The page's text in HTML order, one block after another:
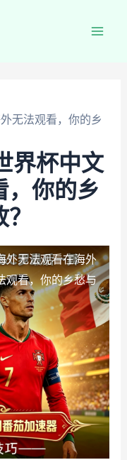
无法观看，你的乡
界杯中文
，你的乡
外无法观看在海外
观看，你的乡愁与